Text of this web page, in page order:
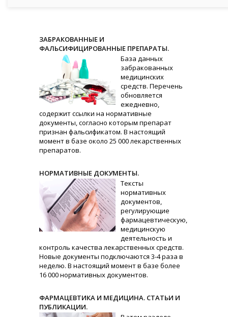
ЗАБРАКОВАННЫЕ И
ФАЛЬСИФИЦИРОВАННЫЕ ПРЕПАРАТЫ.
База данных
забракованных
медицинских
средств. Перечень
обновляется
ежедневно,
содержит ссылки на нормативные
документы, согласно которым препарат
признан фальсификатом. В настоящий
момент в базе около 25 000 лекарственных
препаратов.
НОРМАТИВНЫЕ ДОКУМЕНТЫ.
Тексты
нормативных
документов,
регулирующие
фармацевтическую,
медицинскую
деятельность и
контроль качества лекарственных средств.
Новые документы подключаются 3-4 раза в
неделю. В настоящий момент в базе более
16 000 нормативных документов.
ФАРМАЦЕВТИКА И МЕДИЦИНА. СТАТЬИ И
ПУБЛИКАЦИИ.